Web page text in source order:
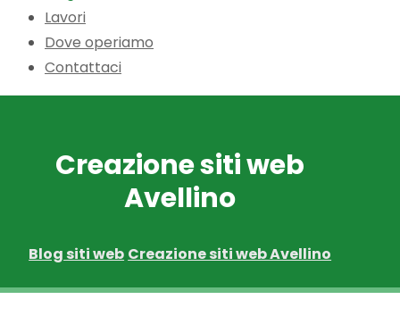
Lavori
Dove operiamo
Contattaci
Creazione siti web
Avellino
Blog siti web Creazione siti web Avellino